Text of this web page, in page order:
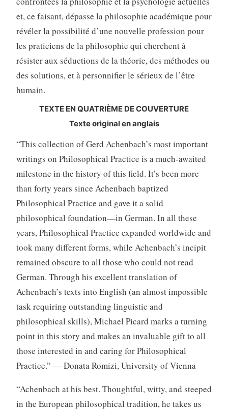
et, ce faisant, dépasse la philosophie académique pour
révéler la possibilité d’une nouvelle profession pour
les praticiens de la philosophie qui cherchent à
résister aux séductions de la théorie, des méthodes ou
des solutions, et à personnifier le sérieux de l’être
humain.
TEXTE EN QUATRIÈME DE COUVERTURE
Texte original en anglais
“This collection of Gerd Achenbach’s most important
writings on Philosophical Practice is a much-awaited
milestone in the history of this field. It’s been more
than forty years since Achenbach baptized
Philosophical Practice and gave it a solid
philosophical foundation—in German. In all these
years, Philosophical Practice expanded worldwide and
took many different forms, while Achenbach’s incipit
remained obscure to all those who could not read
German. Through his excellent translation of
Achenbach’s texts into English (an almost impossible
task requiring outstanding linguistic and
philosophical skills), Michael Picard marks a turning
point in this story and makes an invaluable gift to all
those interested in and caring for Philosophical
Practice.” — Donata Romizi, University of Vienna
“Achenbach at his best. Thoughtful, witty, and steeped
in the European philosophical tradition, he takes us